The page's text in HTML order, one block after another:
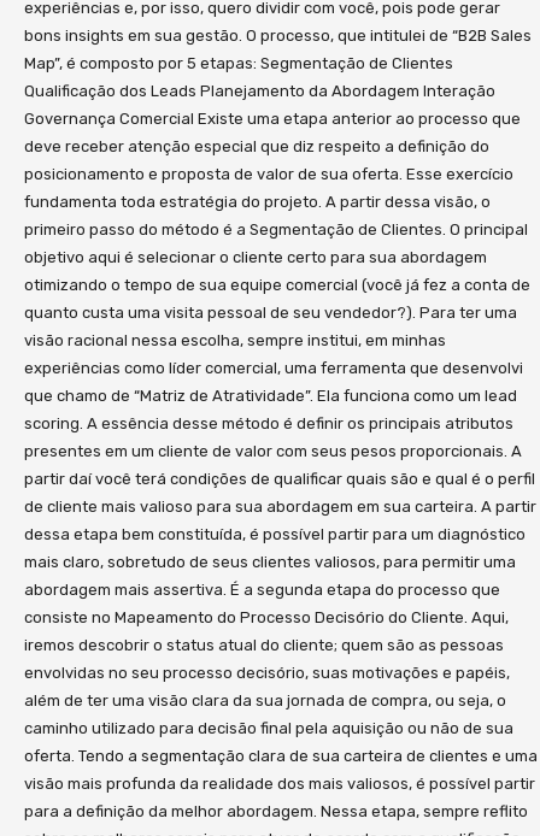
experiências e, por isso, quero dividir com você, pois pode gerar
bons insights em sua gestão. O processo, que intitulei de “B2B Sales
Map”, é composto por 5 etapas: Segmentação de Clientes
Qualificação dos Leads Planejamento da Abordagem Interação
Governança Comercial Existe uma etapa anterior ao processo que
deve receber atenção especial que diz respeito a definição do
posicionamento e proposta de valor de sua oferta. Esse exercício
fundamenta toda estratégia do projeto. A partir dessa visão, o
primeiro passo do método é a Segmentação de Clientes. O principal
objetivo aqui é selecionar o cliente certo para sua abordagem
otimizando o tempo de sua equipe comercial (você já fez a conta de
quanto custa uma visita pessoal de seu vendedor?). Para ter uma
visão racional nessa escolha, sempre institui, em minhas
experiências como líder comercial, uma ferramenta que desenvolvi
que chamo de “Matriz de Atratividade”. Ela funciona como um lead
scoring. A essência desse método é definir os principais atributos
presentes em um cliente de valor com seus pesos proporcionais. A
partir daí você terá condições de qualificar quais são e qual é o perfil
de cliente mais valioso para sua abordagem em sua carteira. A partir
dessa etapa bem constituída, é possível partir para um diagnóstico
mais claro, sobretudo de seus clientes valiosos, para permitir uma
abordagem mais assertiva. É a segunda etapa do processo que
consiste no Mapeamento do Processo Decisório do Cliente. Aqui,
iremos descobrir o status atual do cliente; quem são as pessoas
envolvidas no seu processo decisório, suas motivações e papéis,
além de ter uma visão clara da sua jornada de compra, ou seja, o
caminho utilizado para decisão final pela aquisição ou não de sua
oferta. Tendo a segmentação clara de sua carteira de clientes e uma
visão mais profunda da realidade dos mais valiosos, é possível partir
para a definição da melhor abordagem. Nessa etapa, sempre reflito